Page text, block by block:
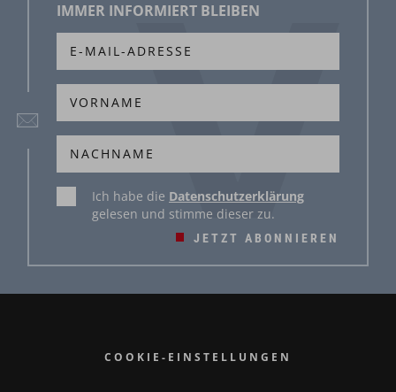
IMMER INFORMIERT BLEIBEN
JETZT ABONNIEREN
Ich habe die Datenschutzerklärung
gelesen und stimme dieser zu.
COOKIE-EINSTELLUNGEN